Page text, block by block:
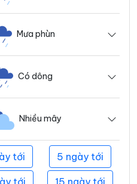
Mưa phùn
Có dông
Nhiều mây
tới 5 ngày tới
tới 15 ngày tới